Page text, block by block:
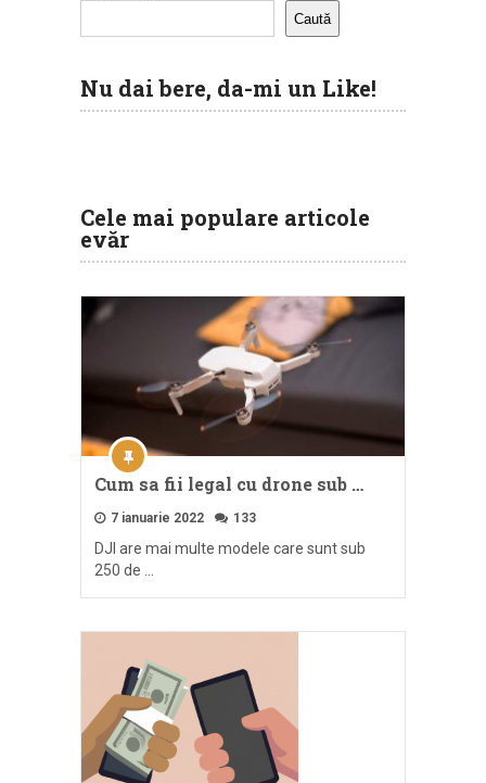
Caută
Nu dai bere, da-mi un Like!
Cele mai populare articole
evăr
Cum sa fii legal cu drone sub …
7 ianuarie 2022 133
DJI are mai multe modele care sunt sub
250 de …